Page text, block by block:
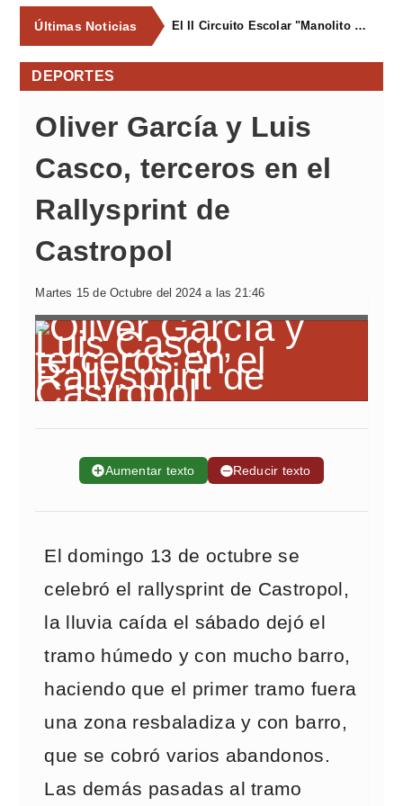
Últimas Noticias El II Circuito Escolar "Manolito el Pegu" volvió a reunir a las jóvenes promesas del ciclismo asturiano en El Carbayu
DEPORTES
Oliver García y Luis
Casco, terceros en el
Rallysprint de
Castropol
Martes 15 de Octubre del 2024 a las 21:46
➕Aumentar texto ➖Reducir texto
El domingo 13 de octubre se
celebró el rallysprint de Castropol,
la lluvia caída el sábado dejó el
tramo húmedo y con mucho barro,
haciendo que el primer tramo fuera
una zona resbaladiza y con barro,
que se cobró varios abandonos.
Las demás pasadas al tramo